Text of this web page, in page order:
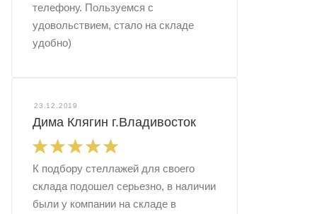
телефону. Пользуемся с
удовольствием, стало на складе
удобно)
23.12.2019
Дима Клягин г.Владивосток
К подбору стеллажей для своего
склада подошел серьезно, в наличии
были у компании на складе в